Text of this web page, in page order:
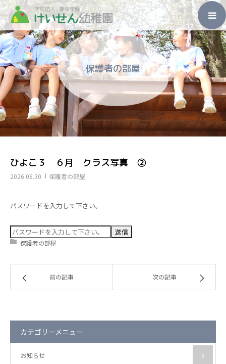
保護者の部屋
ひよこ３ ６月 クラス写真 ②
2026.06.30 保護者の部屋
パスワードを入力して下さい。
保護者の部屋
前の記事 次の記事
カテゴリーメニュー
お知らせ 6
ホーム
園のこと
入園のご案内
未就園児教室
子育て支援
保護者の部屋
お知らせ